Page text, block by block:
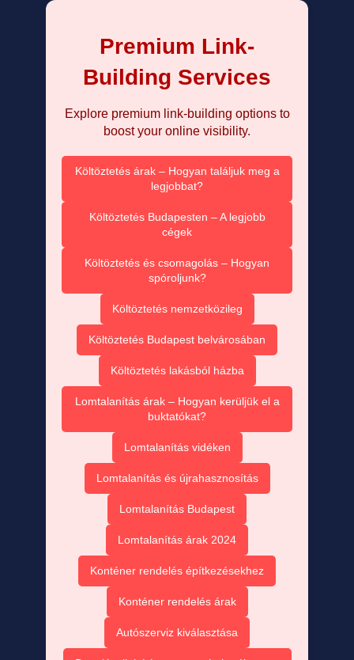
Premium Link-
Building Services
Explore premium link-building options to
boost your online visibility.
Költöztetés árak – Hogyan találjuk meg a
legjobbat?
Költöztetés Budapesten – A legjobb
cégek
Költöztetés és csomagolás – Hogyan
spóroljunk?
Költöztetés nemzetközileg
Költöztetés Budapest belvárosában
Költöztetés lakásból házba
Lomtalanítás árak – Hogyan kerüljük el a
buktatókat?
Lomtalanítás vidéken
Lomtalanítás és újrahasznosítás
Lomtalanítás Budapest
Lomtalanítás árak 2024
Konténer rendelés építkezésekhez
Konténer rendelés árak
Autószerviz kiválasztása